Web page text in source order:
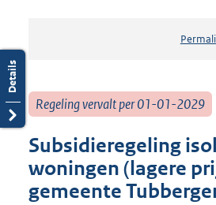
Regeling vervalt per 01-01-2029
Subsidieregeling
woningen (lagere
gemeente